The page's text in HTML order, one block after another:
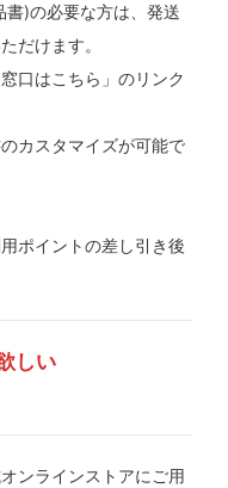
)の必要な方は、発送
だけます。
口はこちら」のリンク
カスタマイズが可能で
ポイントの差し引き後
しい
ンラインストアにご用